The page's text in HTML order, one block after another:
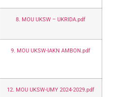
8. MOU UKSW – UKRIDA.pdf
9. MOU UKSW-IAKN AMBON.pdf
12. MOU UKSW-UMY 2024-2029.pdf